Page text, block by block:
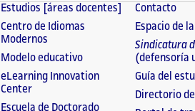
Estudios [áreas docentes]
Centro de Idiomas
Modernos
Modelo educativo
eLearning Innovation
Center
Escuela de Doctorado
Contacto
Espacio de
Sindicatura
(defensoría
Guía del
Directorio